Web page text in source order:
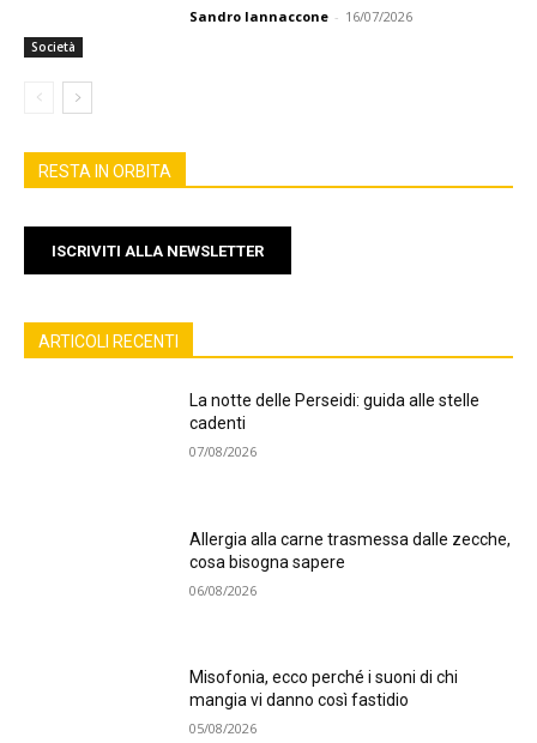
Società
Sandro Iannaccone - 16/07/2026
RESTA IN ORBITA
ISCRIVITI ALLA NEWSLETTER
ARTICOLI RECENTI
La notte delle Perseidi: guida alle stelle
cadenti
07/08/2026
Allergia alla carne trasmessa dalle zecche,
cosa bisogna sapere
06/08/2026
Misofonia, ecco perché i suoni di chi
mangia vi danno così fastidio
05/08/2026